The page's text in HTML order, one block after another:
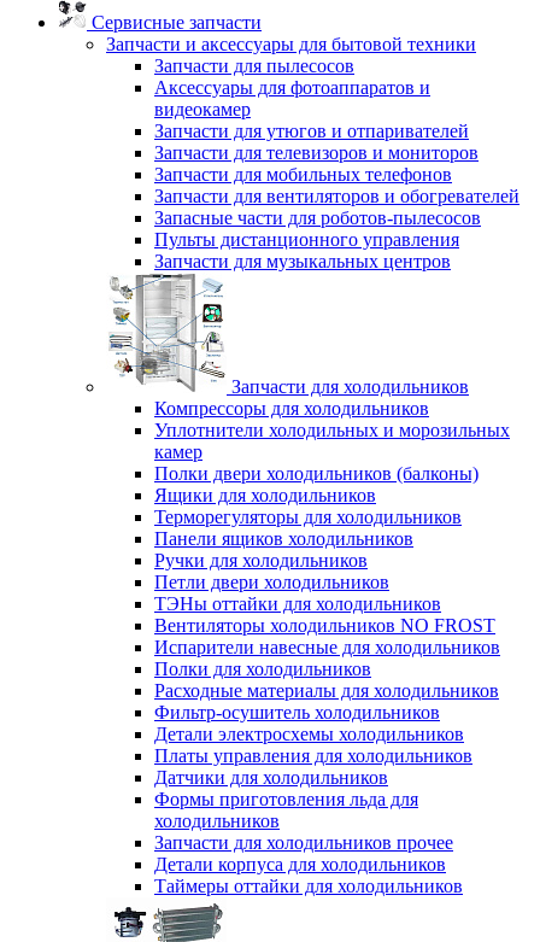
Сервисные запчасти
Запчасти и аксессуары для бытовой техники
Запчасти для пылесосов
Аксессуары для фотоаппаратов и
видеокамер
Запчасти для утюгов и отпаривателей
Запчасти для телевизоров и мониторов
Запчасти для мобильных телефонов
Запчасти для вентиляторов и обогревателей
Запасные части для роботов-пылесосов
Пульты дистанционного управления
Запчасти для музыкальных центров
Запчасти для холодильников
Компрессоры для холодильников
Уплотнители холодильных и морозильных
камер
Полки двери холодильников (балконы)
Ящики для холодильников
Терморегуляторы для холодильников
Панели ящиков холодильников
Ручки для холодильников
Петли двери холодильников
ТЭНы оттайки для холодильников
Вентиляторы холодильников NO FROST
Испарители навесные для холодильников
Полки для холодильников
Расходные материалы для холодильников
Фильтр-осушитель холодильников
Детали электросхемы холодильников
Платы управления для холодильников
Датчики для холодильников
Формы приготовления льда для
холодильников
Запчасти для холодильников прочее
Детали корпуса для холодильников
Таймеры оттайки для холодильников